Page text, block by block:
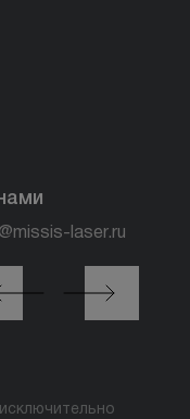
laser.ru
м./МЦК
ул.
19